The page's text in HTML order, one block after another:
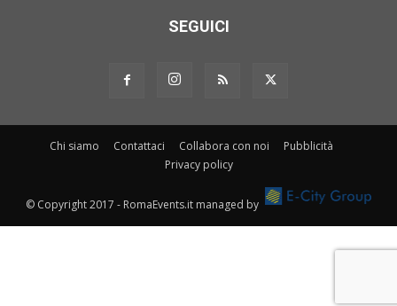
SEGUICI
Chi siamo Contattaci Collabora con noi
Pubblicità
Privacy policy
© Copyright 2017 - RomaEvents.it managed by